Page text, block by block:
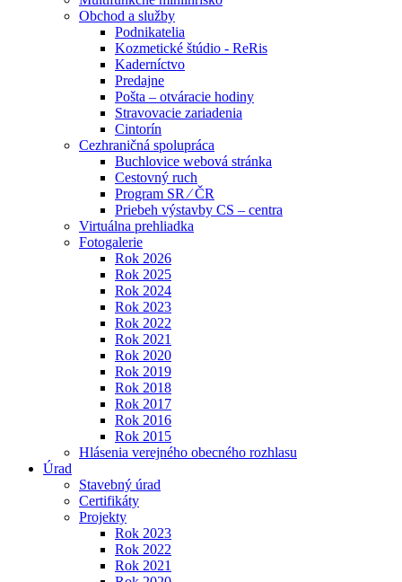
Obchod a služby
Podnikatelia
Kozmetické štúdio - ReRis
Kaderníctvo
Predajne
Pošta – otváracie hodiny
Stravovacie zariadenia
Cintorín
Cezhraničná spolupráca
Buchlovice webová stránka
Cestovný ruch
Program SR ⁄ ČR
Priebeh výstavby CS – centra
Virtuálna prehliadka
Fotogalerie
Rok 2026
Rok 2025
Rok 2024
Rok 2023
Rok 2022
Rok 2021
Rok 2020
Rok 2019
Rok 2018
Rok 2017
Rok 2016
Rok 2015
Hlásenia verejného obecného rozhlasu
Úrad
Stavebný úrad
Certifikáty
Projekty
Rok 2023
Rok 2022
Rok 2021